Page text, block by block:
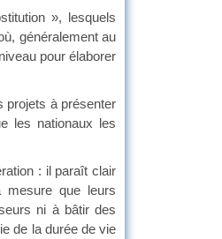
», lesquels
généralement au
pour élaborer
projets à présenter
les nationaux les
: il paraît clair
mesure que leurs
ni à bâtir des
de la durée de vie